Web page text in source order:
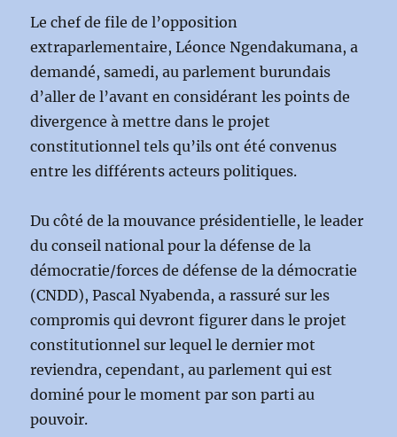
Le chef de file de l’opposition
extraparlementaire, Léonce Ngendakumana, a
demandé, samedi, au parlement burundais
d’aller de l’avant en considérant les points de
divergence à mettre dans le projet
constitutionnel tels qu’ils ont été convenus
entre les différents acteurs politiques.
Du côté de la mouvance présidentielle, le leader
du conseil national pour la défense de la
démocratie/forces de défense de la démocratie
(CNDD), Pascal Nyabenda, a rassuré sur les
compromis qui devront figurer dans le projet
constitutionnel sur lequel le dernier mot
reviendra, cependant, au parlement qui est
dominé pour le moment par son parti au
pouvoir.